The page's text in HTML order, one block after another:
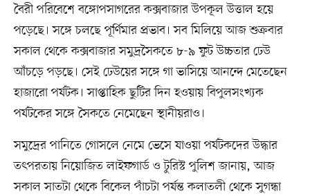
বৈরী পরিবেশে বঙ্গোপসাগরের কক্সবাজার উপকূল উত্তাল হয়ে
পড়েছে। সঙ্গে চলছে পূর্ণিমার প্রভাব। সব মিলিয়ে আজ শুক্রবার
সকাল থেকে কক্সবাজার সমুদ্রসৈকতে ৮-৯ ফুট উচ্চতার ঢেউ
আঁচড়ে পড়ছে। সেই ঢেউয়ের সঙ্গে গা ভাসিয়ে আনন্দে মেতেছেন
হাজারো পর্যটক। সাপ্তাহিক ছুটির দিন হওয়ায় বিপুলসংখ্যক
পর্যটকের সঙ্গে সৈকতে নেমেছেন স্থানীয়রাও।
সমুদ্রের পানিতে গোসলে নেমে ভেসে যাওয়া পর্যটকদের উদ্ধার
তৎপরতায় নিয়োজিত লাইফগার্ড ও টুরিস্ট পুলিশ জানায়, আজ
সকাল সাতটা থেকে বিকেল পাঁচটা পর্যন্ত কলাতলী থেকে সুগন্ধা